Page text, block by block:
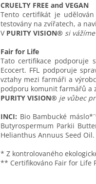
CRUELTY FREE and VEGAN
Tento certifikát je
testovány na zvířatech, a
V PURITY VISION® si
Fair for Life
Tato certifikace podporuje
Ecocert. FFL podporuje
vztahy mezi farmáři a
podporu komunit farmářů a
PURITY VISION® je vůbec
INCI: Bio Bambucké
Butyrospermum Parkii
Helianthus Annuus Seed Oil.
* Z kontrolovaného
** Certifikováno Fair for Life